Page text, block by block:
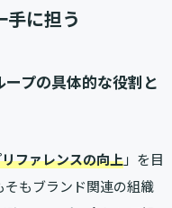
手に担う
プの具体的な役割と
ファレンスの向上」を目
もブランド関連の組織